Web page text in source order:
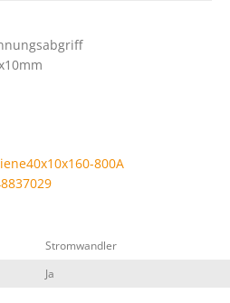
800A
Stromwandler
Ja